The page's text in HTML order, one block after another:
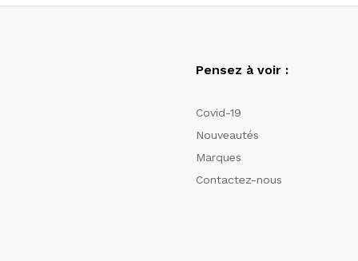
Pensez à voir :
Covid-19
Nouveautés
Marques
Contactez-nous